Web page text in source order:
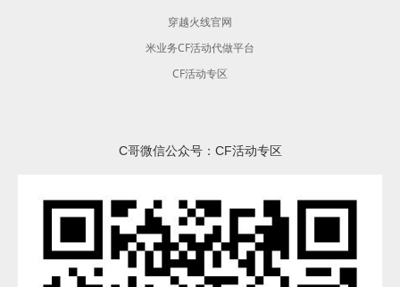
穿越火线官网
米业务CF活动代做平台
CF活动专区
C哥微信公众号：CF活动专区